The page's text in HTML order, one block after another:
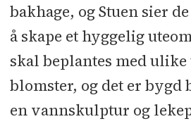
Kjøkken: Marbodall
Garderober: Elfa
bakhage, og Stuen sier
å skape et hyggelig
skal beplantes med
blomster, og det er bygd
en vannskulptur og